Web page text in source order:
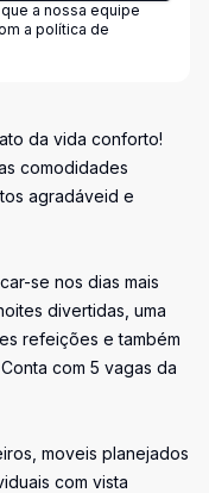
a nossa equipe
a política de
da vida conforto!
comodidades
agradáveid e
se nos dias mais
divertidas, uma
refeições e também
com 5 vagas da
moveis planejados
com vista